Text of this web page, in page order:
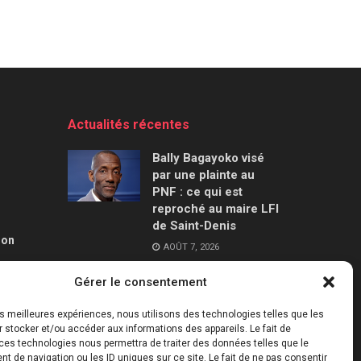
Gérer le consentement
meilleures expériences, nous utilisons des technologies telles que les
stocker et/ou accéder aux informations des appareils. Le fait de
technologies nous permettra de traiter des données telles que le
de navigation ou les ID uniques sur ce site. Le fait de ne pas consentir
Actualités récentes
Bally Bagayoko visé
par une plainte au
PNF : ce qui est
reproché au maire LFI
de Saint-Denis
AOÛT 7, 2026
Mercato : le Barça
accord à 50 M€ avec
Manchester City pour
Rodri